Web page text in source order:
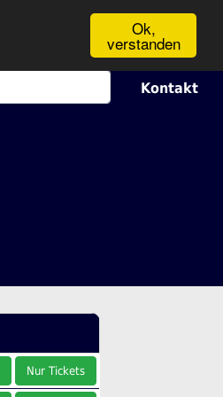
Ok,
verstanden
Kontakt
Nur Tickets